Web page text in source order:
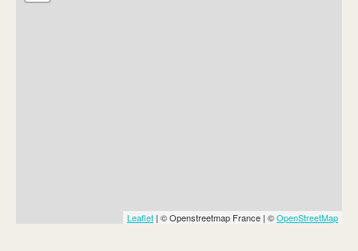
Leaflet | © Openstreetmap France | ©OpenStreetMap